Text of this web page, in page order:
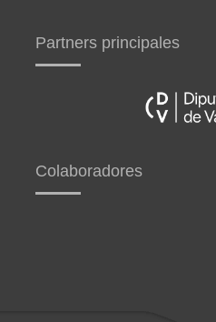
Partners principales
Colaboradores